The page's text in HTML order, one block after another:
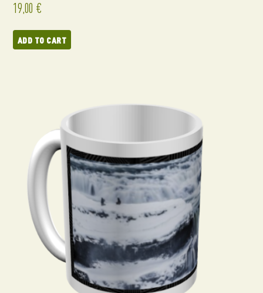
19,00 €
ADD TO CART